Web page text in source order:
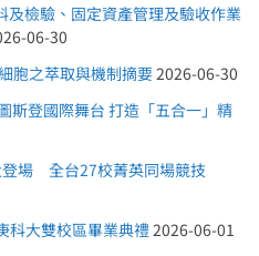
檢驗、固定資產管理及驗收作業
06-30
胞之萃取與機制摘要 2026-06-30
斯登國際舞台 打造「五合一」精
場 全台27校菁英同場競技
科大雙校區畢業典禮 2026-06-01